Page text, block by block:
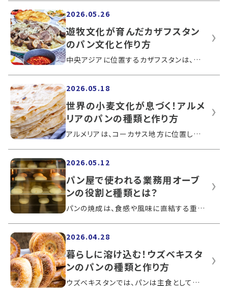
2026.05.26
遊牧文化が育んだカザフスタン
のパン文化と作り方
中央アジアに位置するカザフスタンは、遊牧文化を背景に独自の食文化を育んできました。主食として親しまれるパンは、日常の食事やもてなし...
2026.05.18
世界の小麦文化が息づく！アルメ
リアのパンの種類と作り方
アルメリアは、コーカサス地方に位置しパン小麦発祥の地のひとつともいわれている国です。古くから小麦文化が発展し、パンが生活に深く根付...
2026.05.12
パン屋で使われる業務用オーブ
ンの役割と種類とは？
パンの焼成は、食感や風味に直結する重要な工程です。外はパリッと、中はふわっと仕上げるためには、パンの種類によって温度や時間を調整す...
2026.04.28
暮らしに溶け込む！ウズベキスタ
ンのパンの種類と作り方
ウズベキスタンでは、パンは主食として親しまれています。暮らしに溶け込むパンの魅力を知ることで、ウズベキスタン文化への理解も深まるで...